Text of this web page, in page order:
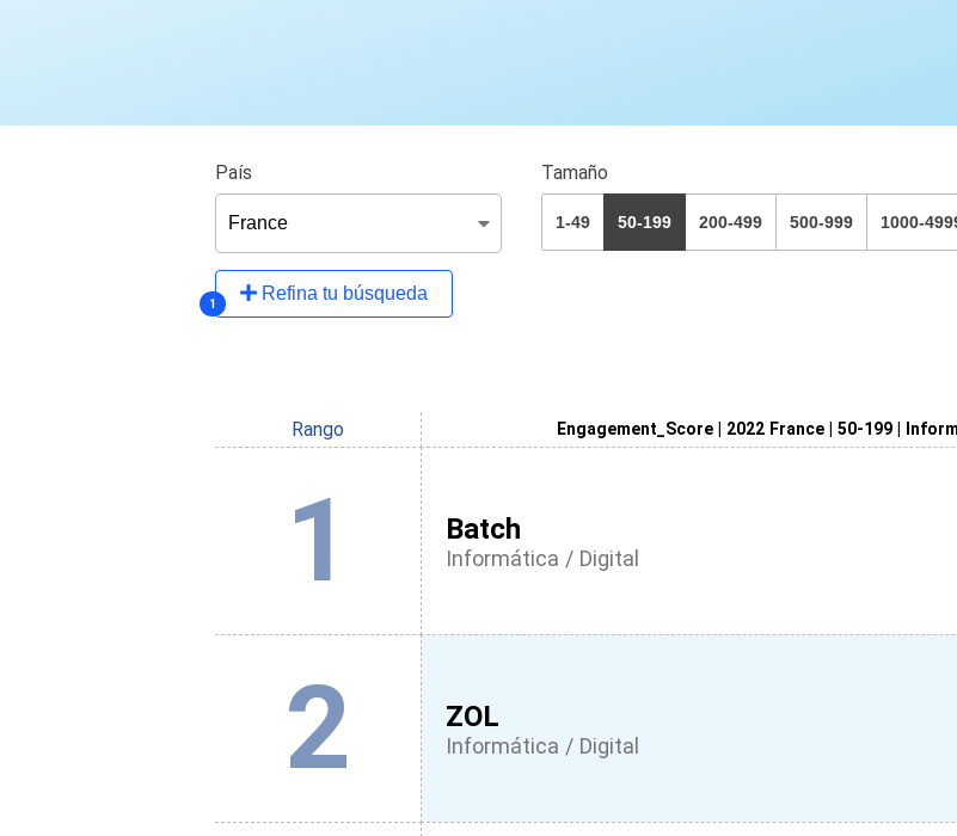
País Tamaño
1-49 50-199 200-499 500-999 1000-
Refina tu búsqueda
1
Rango Engagement_Score | 2022 France | 50-199 |
1 Batch
Informática / Digital
2 ZOL
Informática / Digital